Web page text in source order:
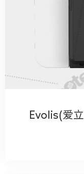
Evolis(爱